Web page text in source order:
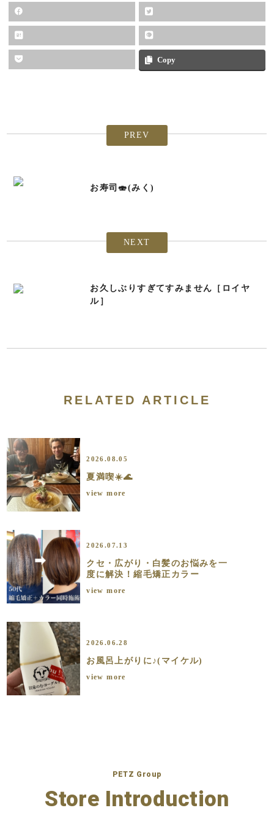
Copy
PREV
お寿司🍣(みく)
NEXT
お久しぶりすぎてすみません［ロイヤ
ル］
RELATED ARTICLE
2026.08.05
夏満喫☀️🌊
view more
2026.07.13
クセ・広がり・白髪のお悩みを一
度に解決！縮毛矯正カラー
view more
2026.06.28
お風呂上がりに♪(マイケル)
view more
PETZ Group
Store Introduction